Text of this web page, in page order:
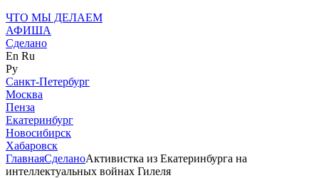
ЧТО МЫ ДЕЛАЕМ
АФИША
Сделано
En Ru
Ру
Санкт-Петербург
Москва
Пенза
Екатеринбург
Новосибирск
Хабаровск
ГлавнаяСделаноАктивистка из Екатеринбурга на
интеллектуальных войнах Гилеля